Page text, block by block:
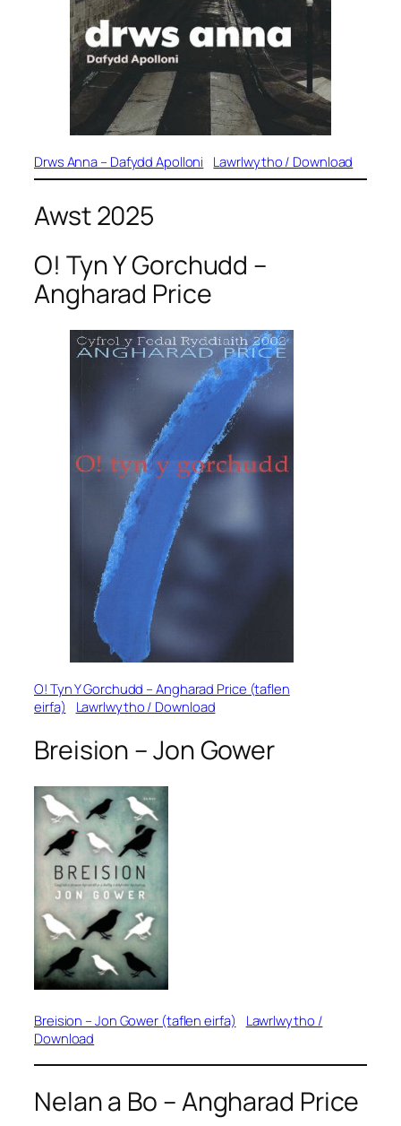
Drws Anna – Dafydd Apolloni Lawrlwytho / Download
Awst 2025
O! Tyn Y Gorchudd –
Angharad Price
O! Tyn Y Gorchudd – Angharad Price (taflen
eirfa)
Lawrlwytho / Download
Breision – Jon Gower
Breision – Jon Gower (taflen eirfa)
Lawrlwytho /
Download
Nelana Bo – Angharad Price